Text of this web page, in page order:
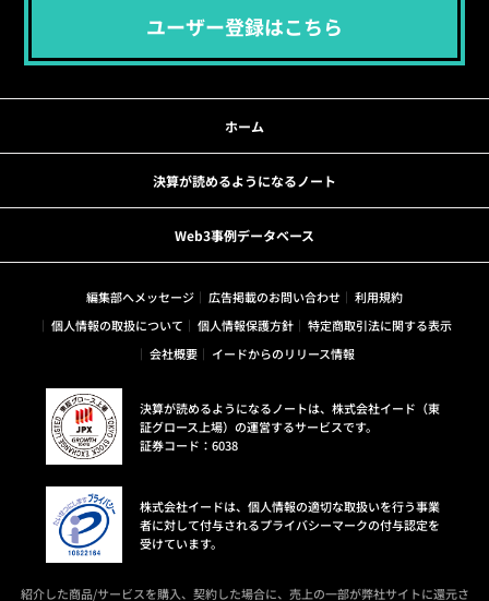
ユーザー登録はこちら
ホーム
決算が読めるようになるノート
Web3事例データベース
編集部へメッセージ 広告掲載のお問い合わせ
利用規約
個人情報の取扱について
個人情報保護方針
特定商取引法に関する表示
会社概要
イードからのリリース情報
決算が読めるようになるノートは、株式会社イード（東
証グロース上場）の運営するサービスです。
証券コード：6038
株式会社イードは、個人情報の適切な取扱いを行う事業
者に対して付与されるプライバシーマークの付与認定を
受けています。
紹介した商品/サービスを購入、契約した場合に、売上の一部が弊社サイトに還元さ